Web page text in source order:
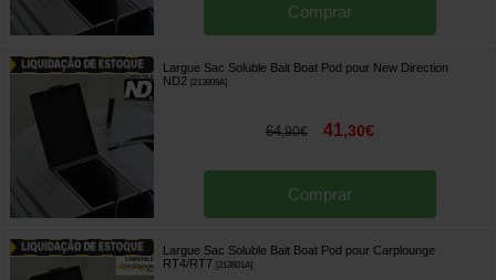
Comprar
Largue Sac Soluble Bait Boat Pod pour New Direction
ND2
213809A]
64,90€ 41,30€
Comprar
Largue Sac Soluble Bait Boat Pod pour Carplounge
RT4/RT7
213801A]